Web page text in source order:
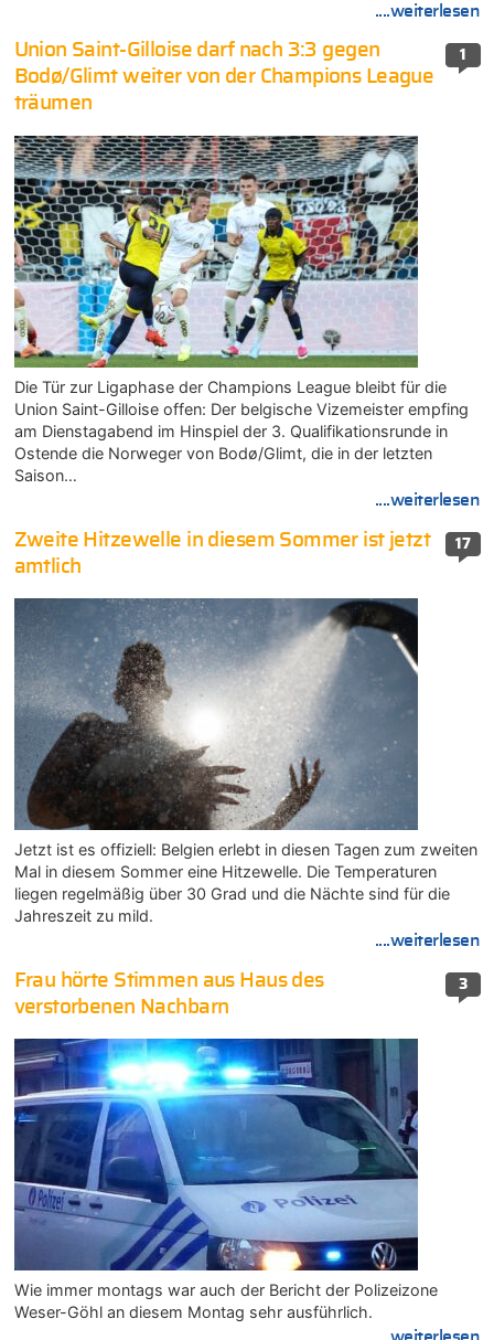
....weiterlesen
1
Union Saint-Gilloise darf nach 3:3 gegen
Bodø/Glimt weiter von der Champions League
träumen
Die Tür zur Ligaphase der Champions League bleibt für die
Union Saint-Gilloise offen: Der belgische Vizemeister empfing
am Dienstagabend im Hinspiel der 3. Qualifikationsrunde in
Ostende die Norweger von Bodø/Glimt, die in der letzten
Saison…
....weiterlesen
17
Zweite Hitzewelle in diesem Sommer ist jetzt
amtlich
Jetzt ist es offiziell: Belgien erlebt in diesen Tagen zum zweiten
Mal in diesem Sommer eine Hitzewelle. Die Temperaturen
liegen regelmäßig über 30 Grad und die Nächte sind für die
Jahreszeit zu mild.
....weiterlesen
3
Frau hörte Stimmen aus Haus des
verstorbenen Nachbarn
Wie immer montags war auch der Bericht der Polizeizone
Weser-Göhl an diesem Montag sehr ausführlich.